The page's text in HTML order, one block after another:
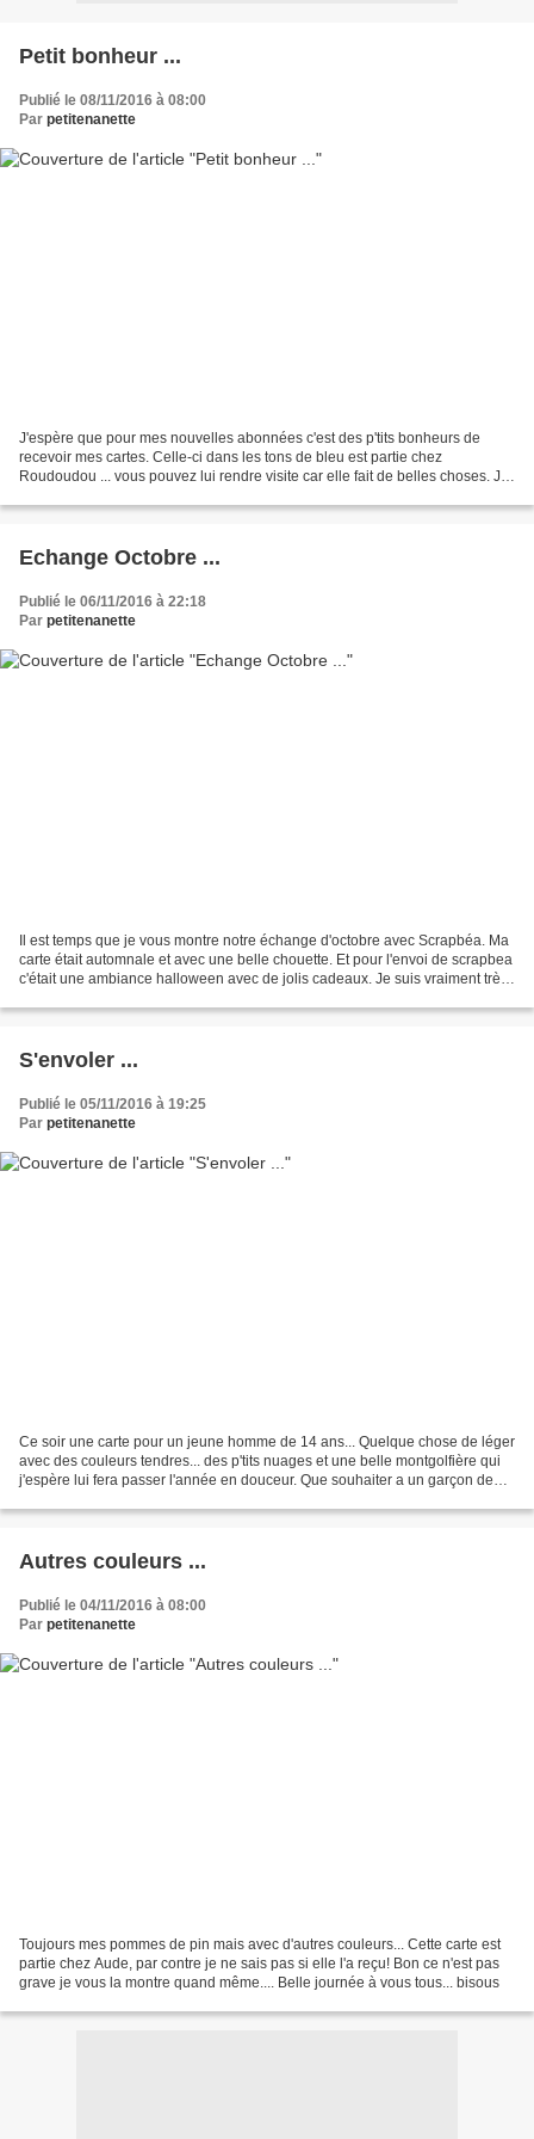
Petit bonheur ...
Publié le 08/11/2016 à 08:00
Par petitenanette
J'espère que pour mes nouvelles abonnées c'est des p'tits bonheurs de
recevoir mes cartes. Celle-ci dans les tons de bleu est partie chez
Roudoudou ... vous pouvez lui rendre visite car elle fait de belles choses. Je
Echange Octobre ...
Publié le 06/11/2016 à 22:18
Par petitenanette
Il est temps que je vous montre notre échange d'octobre avec Scrapbéa. Ma
carte était automnale et avec une belle chouette. Et pour l'envoi de scrapbea
c'était une ambiance halloween avec de jolis cadeaux. Je suis vraiment très
S'envoler ...
Publié le 05/11/2016 à 19:25
Par petitenanette
Ce soir une carte pour un jeune homme de 14 ans... Quelque chose de léger
avec des couleurs tendres... des p'tits nuages et une belle montgolfière qui
j'espère lui fera passer l'année en douceur. Que souhaiter a un garçon de
Autres couleurs ...
Publié le 04/11/2016 à 08:00
Par petitenanette
Toujours mes pommes de pin mais avec d'autres couleurs... Cette carte est
partie chez Aude, par contre je ne sais pas si elle l'a reçu! Bon ce n'est pas
grave je vous la montre quand même.... Belle journée à vous tous... bisous